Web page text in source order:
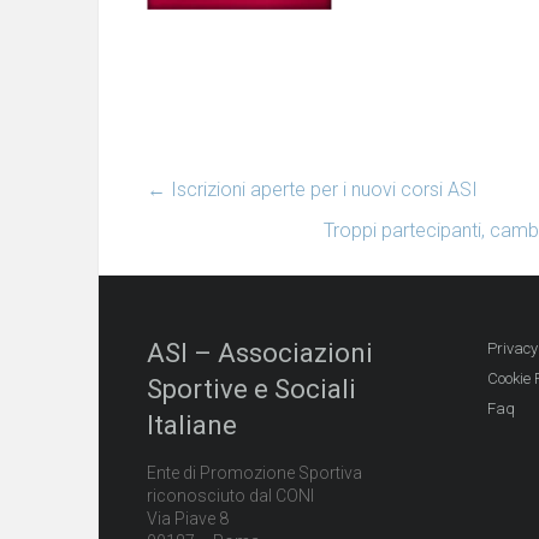
← Iscrizioni aperte per i nuovi corsi ASI
Troppi partecipanti,
ASI – Associazioni
Sportive e Sociali
Italiane
Ente di Promozione Sportiva
riconosciuto dal CONI
Via Piave 8
Cookie
Faq